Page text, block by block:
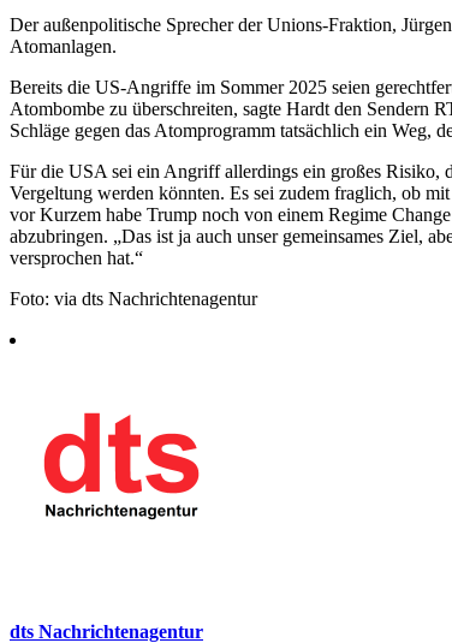
Der außenpolitische Sprecher der Unions-Fraktion,
Atomanlagen.
Bereits die US-Angriffe im Sommer 2025 seien
Atombombe zu überschreiten, sagte Hardt den Sendern
Schläge gegen das Atomprogramm tatsächlich ein Weg,
Für die USA sei ein Angriff allerdings ein großes Risiko,
Vergeltung werden könnten. Es sei zudem fraglich, ob
vor Kurzem habe Trump noch von einem Regime
abzubringen. „Das ist ja auch unser gemeinsames Ziel,
versprochen hat.“
Foto: via dts Nachrichtenagentur
dts Nachrichtenagentur